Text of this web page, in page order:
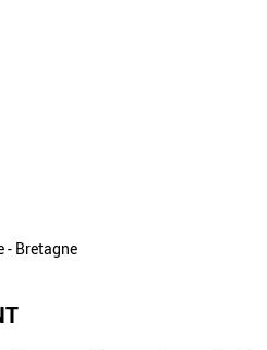
- Bretagne